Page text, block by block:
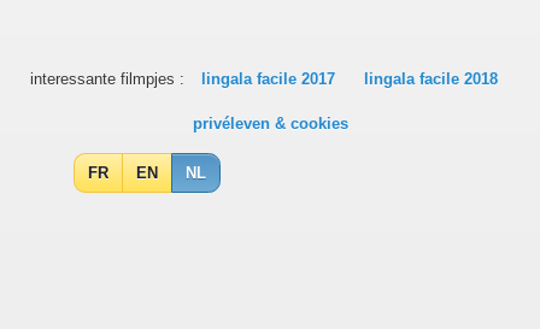
interessante filmpjes : lingala facile 2017 lingala facile 2018
privéleven & cookies
FR EN NL